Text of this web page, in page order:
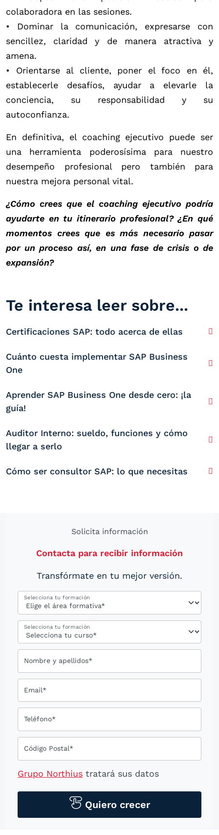
colaboradora en las sesiones.
• Dominar la comunicación, expresarse con
sencillez, claridad y de manera atractiva y
amena.
• Orientarse al cliente, poner el foco en él,
establecerle desafíos, ayudar a elevarle la
conciencia, su responsabilidad y su
autoconfianza.
En definitiva, el coaching ejecutivo puede ser
una herramienta poderosísima para nuestro
desempeño profesional pero también para
nuestra mejora personal vital.
¿Cómo crees que el coaching ejecutivo podría
ayudarte en tu itinerario profesional? ¿En qué
momentos crees que es más necesario pasar
por un proceso así, en una fase de crisis o de
expansión?
Te interesa leer sobre...
Certificaciones SAP: todo acerca de ellas
Cuánto cuesta implementar SAP Business
One
Aprender SAP Business One desde cero: ¡la
guía!
Auditor Interno: sueldo, funciones y cómo
llegar a serlo
Cómo ser consultor SAP: lo que necesitas
Solicita información
Contacta para recibir información
Transfórmate en tu mejor versión.
Selecciona tu formación
Selecciona tu formación
Nombre y apellidos*
Email*
Teléfono*
Código Postal*
Grupo Northius tratará sus datos
tecnológicos, incluso aplicaciones de
mensajería instantánea, con el fin de
Quiero crecer